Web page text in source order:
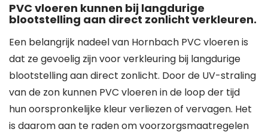
PVC vloeren kunnen bij langdurige
blootstelling aan direct zonlicht verkleuren.
Een belangrijk nadeel van Hornbach PVC vloeren is
dat ze gevoelig zijn voor verkleuring bij langdurige
blootstelling aan direct zonlicht. Door de UV-straling
van de zon kunnen PVC vloeren in de loop der tijd
hun oorspronkelijke kleur verliezen of vervagen. Het
is daarom aan te raden om voorzorgsmaatregelen